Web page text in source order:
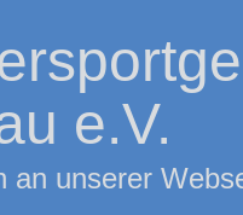
e.V.
an unserer